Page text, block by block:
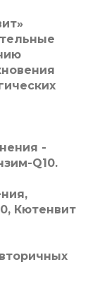
-
Q10.
Кютенвит